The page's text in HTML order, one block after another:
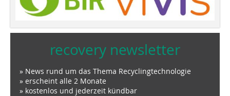
recovery newsletter
» News rund um das Thema Recyclingtechnologie
» erscheint alle 2 Monate
» kostenlos und jederzeit kündbar